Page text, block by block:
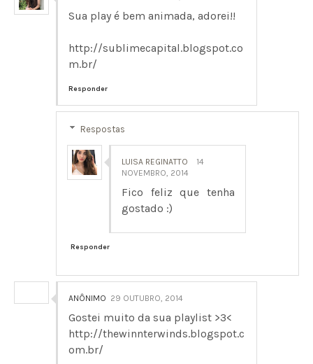
Sua play é bem animada, adorei!!
http://sublimecapital.blogspot.co
m.br/
Responder
Respostas
LUISA REGINATTO
14
NOVEMBRO, 2014
Fico feliz que tenha
gostado :)
Responder
ANÔNIMO 29 OUTUBRO, 2014
Gostei muito da sua playlist >3<
http://thewinnterwinds.blogspot.c
om.br/